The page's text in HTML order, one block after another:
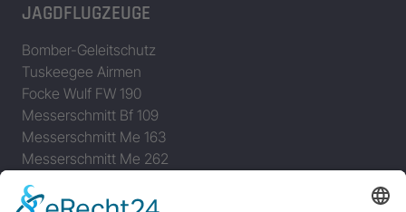
JAGDFLUGZEUGE
Bomber-Geleitschutz
Tuskeegee Airmen
Focke Wulf FW 190
Messerschmitt Bf 109
Messerschmitt Me 163
Messerschmitt Me 262
P-47 Thunderbolt